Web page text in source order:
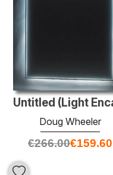
Doug Wheeler
€266.00€159.60